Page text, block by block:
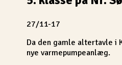
27/11-17
Da den gamle altertavle i
nye varmepumpeanlæg.